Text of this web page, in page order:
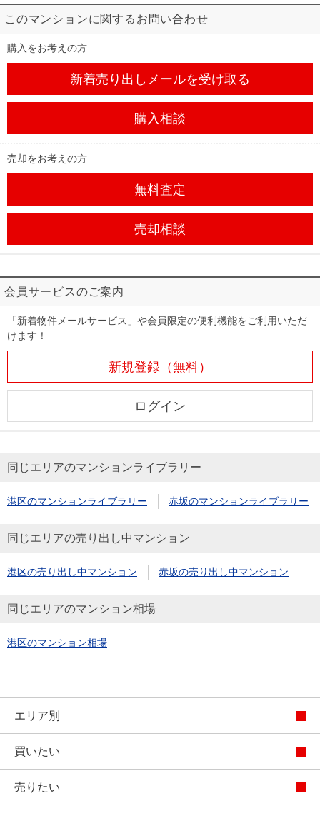
このマンションに関するお問い合わせ
購入をお考えの方
新着売り出しメールを受け取る
購入相談
売却をお考えの方
無料査定
売却相談
会員サービスのご案内
「新着物件メールサービス」や会員限定の便利機能をご利用いただ
けます！
新規登録（無料）
ログイン
同じエリアのマンションライブラリー
港区のマンションライブラリー 赤坂のマンションライブラリー
同じエリアの売り出し中マンション
港区の売り出し中マンション 赤坂の売り出し中マンション
同じエリアのマンション相場
港区のマンション相場
エリア別
買いたい
売りたい